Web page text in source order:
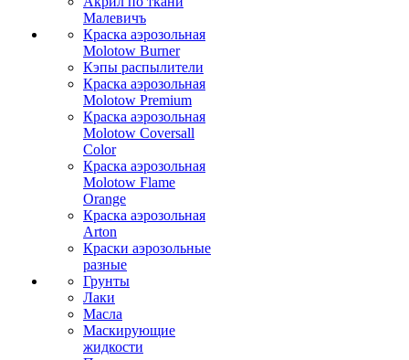
Малевичъ
Краска аэрозольная
Molotow Burner
Кэпы распылители
Краска аэрозольная
Molotow Premium
Краска аэрозольная
Molotow Coversall
Color
Краска аэрозольная
Molotow Flame
Orange
Краска аэрозольная
Arton
Краски аэрозольные
разные
Грунты
Лаки
Масла
Маскирующие
жидкости